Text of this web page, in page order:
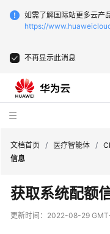
如需了解国际站更多云产
https://
不再显示此消息
新
动
文档首页 / 医疗智能体 /
信息
获取系统配额
更新时间： 2022-08-29